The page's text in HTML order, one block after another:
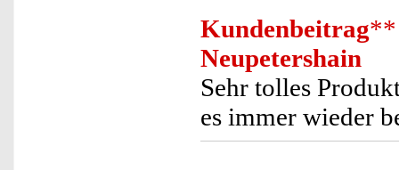
Kundenbeitrag**
Neupetershain
Sehr tolles
es immer wieder